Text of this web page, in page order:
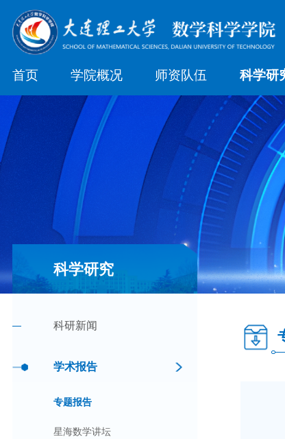
首页 学院概况 师资队伍 科学研
科学研究
科研新闻
学术报告
专题报告
星海数学讲坛